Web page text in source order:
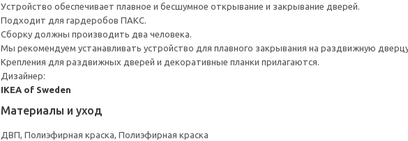
Устройство обеспечивает плавное и бесшумное открывание и закрывание дверей.
Подходит для гардеробов ПАКС.
Сборку должны производить два человека.
Мы рекомендуем устанавливать устройство для плавного закрывания на раздвижную
Крепления для раздвижных дверей и декоративные планки прилагаются.
Дизайнер:
IKEA of Sweden
Материалы и уход
ДВП, Полиэфирная краска, Полиэфирная краска